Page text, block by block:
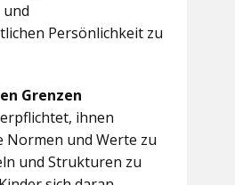
Persönlichkeit zu
Grenzen
ihnen
Normen und Werte zu
und Strukturen zu